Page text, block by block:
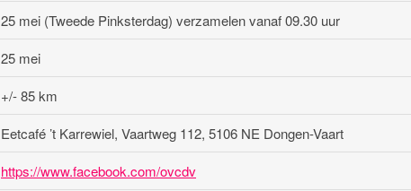
25 mei (Tweede Pinksterdag) verzamelen vanaf 09.30 uur
25 mei
+/- 85 km
Eetcafé ’t Karrewiel, Vaartweg 112, 5106 NE Dongen-Vaart
https://www.facebook.com/ovcdv